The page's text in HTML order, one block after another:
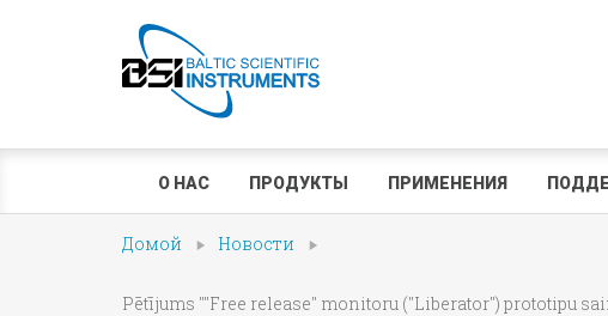
О НАС ПРОДУКТЫ ПРИМЕНЕНИЯ
Домой Новости
Pētījums ""Free release" monitoru ("Liberator") prototipu